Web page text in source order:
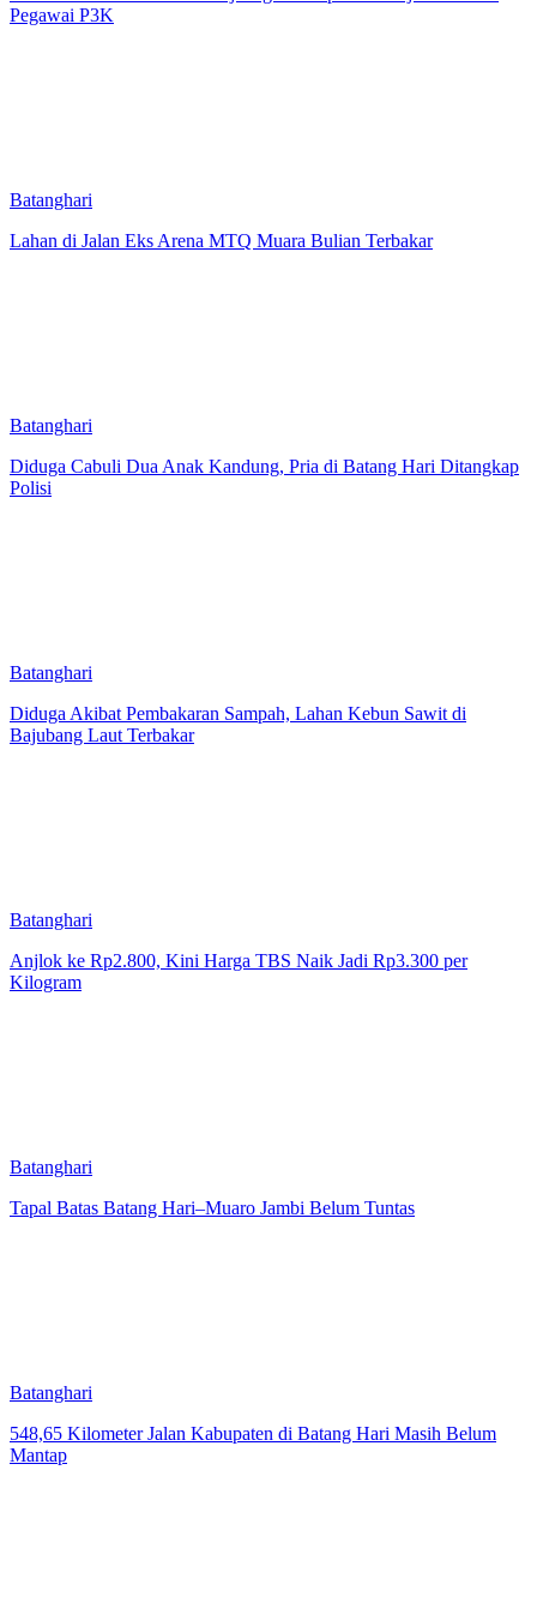
Pegawai P3K
Batanghari
Lahan di Jalan Eks Arena MTQ Muara Bulian Terbakar
Batanghari
Diduga Cabuli Dua Anak Kandung, Pria di Batang Hari Ditangkap
Polisi
Batanghari
Diduga Akibat Pembakaran Sampah, Lahan Kebun Sawit di
Bajubang Laut Terbakar
Batanghari
Anjlok ke Rp2.800, Kini Harga TBS Naik Jadi Rp3.300 per
Kilogram
Batanghari
Tapal Batas Batang Hari–Muaro Jambi Belum Tuntas
Batanghari
548,65 Kilometer Jalan Kabupaten di Batang Hari Masih Belum
Mantap